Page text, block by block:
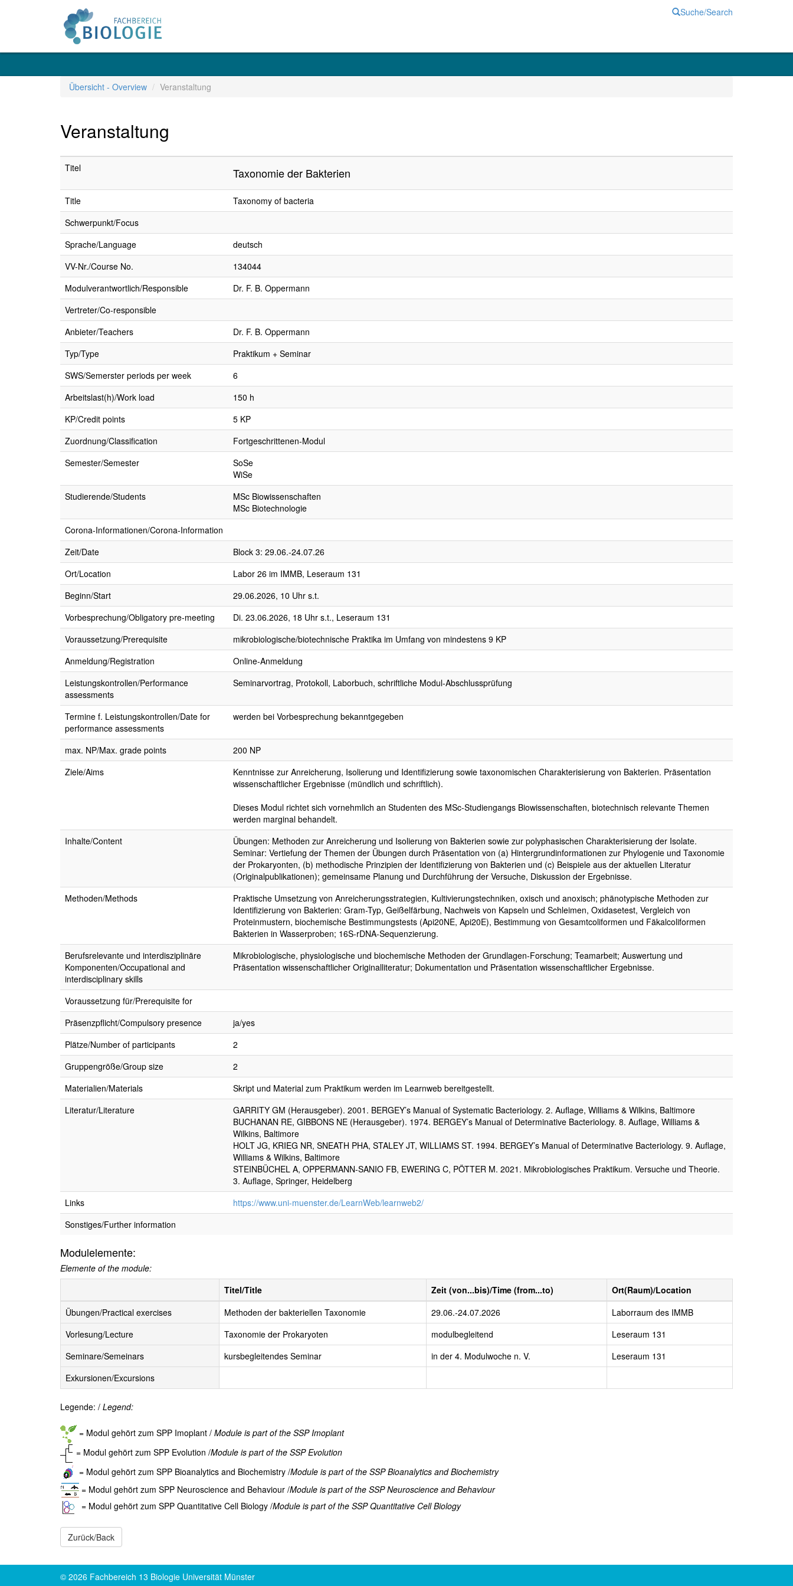
Suche/Search
Übersicht - Overview Veranstaltung
Veranstaltung
Titel Taxonomie der Bakterien
Title
Taxonomy of bacteria
Schwerpunkt/Focus
Sprache/Language
deutsch
VV-Nr./Course No.
134044
Modulverantwortlich/Responsible
Dr. F. B. Oppermann
Vertreter/Co-responsible
Anbieter/Teachers
Dr. F. B. Oppermann
Typ/Type
Praktikum + Seminar
SWS/Semerster periods per week
6
Arbeitslast(h)/Work load
150 h
KP/Credit points
5 KP
Zuordnung/Classification
Fortgeschrittenen-Modul
Semester/Semester
SoSe
WiSe
Studierende/Students
MSc Biowissenschaften
MSc Biotechnologie
Corona-Informationen/Corona-Information
Zeit/Date
Block 3: 29.06.-24.07.26
Ort/Location
Labor 26 im IMMB, Leseraum 131
Beginn/Start
29.06.2026, 10 Uhr s.t.
Vorbesprechung/Obligatory pre-meeting
Di. 23.06.2026, 18 Uhr s.t., Leseraum 131
Voraussetzung/Prerequisite
mikrobiologische/biotechnische Praktika im Umfang von mindestens 9 KP
Anmeldung/Registration
Online-Anmeldung
Leistungskontrollen/Performance
assessments
Seminarvortrag, Protokoll, Laborbuch, schriftliche Modul-Abschlussprüfung
Termine f. Leistungskontrollen/Date for
performance assessments
werden bei Vorbesprechung bekanntgegeben
max. NP/Max. grade points
200 NP
Ziele/Aims
Kenntnisse zur Anreicherung, Isolierung und Identifizierung sowie taxonomischen Charakterisierung von Bakterien. Präsentation
wissenschaftlicher Ergebnisse (mündlich und schriftlich).
Dieses Modul richtet sich vornehmlich an Studenten des MSc-Studiengangs Biowissenschaften, biotechnisch relevante Themen
werden marginal behandelt.
Inhalte/Content
Übungen: Methoden zur Anreicherung und Isolierung von Bakterien sowie zur polyphasischen Charakterisierung der Isolate.
Seminar: Vertiefung der Themen der Übungen durch Präsentation von (a) Hintergrundinformationen zur Phylogenie und Taxonomie
der Prokaryonten, (b) methodische Prinzipien der Identifizierung von Bakterien und (c) Beispiele aus der aktuellen Literatur
(Originalpublikationen); gemeinsame Planung und Durchführung der Versuche, Diskussion der Ergebnisse.
Methoden/Methods
Praktische Umsetzung von Anreicherungsstrategien, Kultivierungstechniken, oxisch und anoxisch; phänotypische Methoden zur
Identifizierung von Bakterien: Gram-Typ, Geißelfärbung, Nachweis von Kapseln und Schleimen, Oxidasetest, Vergleich von
Proteinmustern, biochemische Bestimmungstests (Api20NE, Api20E), Bestimmung von Gesamtcoliformen und Fäkalcoliformen
Bakterien in Wasserproben; 16S-rDNA-Sequenzierung.
Berufsrelevante und interdisziplinäre
Komponenten/Occupational and
interdisciplinary skills
Mikrobiologische, physiologische und biochemische Methoden der Grundlagen-Forschung; Teamarbeit; Auswertung und
Präsentation wissenschaftlicher Originalliteratur; Dokumentation und Präsentation wissenschaftlicher Ergebnisse.
Voraussetzung für/Prerequisite for
Präsenzpflicht/Compulsory presence
ja/yes
Plätze/Number of participants
2
Gruppengröße/Group size
2
Materialien/Materials
Skript und Material zum Praktikum werden im Learnweb bereitgestellt.
Literatur/Literature
GARRITY GM (Herausgeber). 2001. BERGEY’s Manual of Systematic Bacteriology. 2. Auflage, Williams & Wilkins, Baltimore
BUCHANAN RE, GIBBONS NE (Herausgeber). 1974. BERGEY’s Manual of Determinative Bacteriology. 8. Auflage, Williams &
Wilkins, Baltimore
HOLT JG, KRIEG NR, SNEATH PHA, STALEY JT, WILLIAMS ST. 1994. BERGEY’s Manual of Determinative Bacteriology. 9. Auflage,
Williams & Wilkins, Baltimore
STEINBÜCHEL A, OPPERMANN-SANIO FB, EWERING C, PÖTTER M. 2021. Mikrobiologisches Praktikum. Versuche und Theorie.
3. Auflage, Springer, Heidelberg
Links
https://www.uni-muenster.de/LearnWeb/learnweb2/
Sonstiges/Further information
Modulelemente:
Elemente of the module:
Titel/Title
Zeit (von...bis)/Time (from...to)
Ort(Raum)/Location
Übungen/Practical exercises
Methoden der bakteriellen Taxonomie 29.06.-24.07.2026
Laborraum des IMMB
Vorlesung/Lecture
Taxonomie der Prokaryoten modulbegleitend
Leseraum 131
Seminare/Semeinars
kursbegleitendes Seminar in der 4. Modulwoche n. V.
Leseraum 131
Exkursionen/Excursions
Legende: / Legend:
= Modul gehört zum SPP Imoplant / Module is part of the SSP Imoplant
= Modul gehört zum SPP Evolution /Module is part of the SSP Evolution
= Modul gehört zum SPP Bioanalytics and Biochemistry /Module is part of the SSP Bioanalytics and Biochemistry
= Modul gehört zum SPP Neuroscience and Behaviour /Module is part of the SSP Neuroscience and Behaviour
= Modul gehört zum SPP Quantitative Cell Biology /Module is part of the SSP Quantitative Cell Biology
© 2026 Fachbereich 13 Biologie Universität Münster